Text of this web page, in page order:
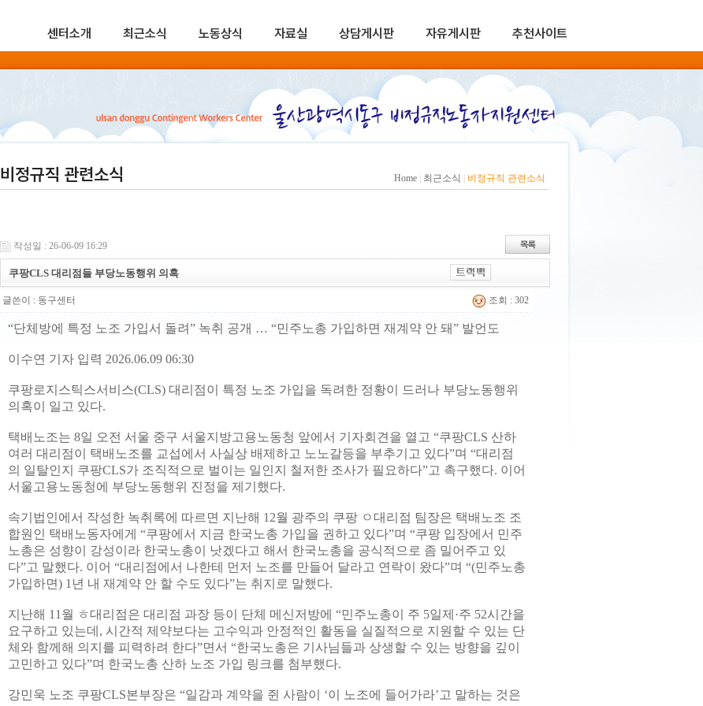
센터소개 최근소식 노동상식 자료실 상담게시판 자유게시판 추천사이트
비정규직 관련소식 Home 최근소식 비정규직 관련소식
작성일 : 26-06-09 16:29
쿠팡CLS 대리점들 부당노동행위 의혹
글쓴이 : 동구센터 조회 : 302
“단체방에 특정 노조 가입서 돌려” 녹취 공개 … “민주노총 가입하면 재계약 안 돼” 발언도
이수연 기자 입력 2026.06.09 06:30
쿠팡로지스틱스서비스(CLS) 대리점이 특정 노조 가입을 독려한 정황이 드러나 부당노동행위
의혹이 일고 있다.
택배노조는 8일 오전 서울 중구 서울지방고용노동청 앞에서 기자회견을 열고 “쿠팡CLS 산하
여러 대리점이 택배노조를 교섭에서 사실상 배제하고 노노갈등을 부추기고 있다”며 “대리점
의 일탈인지 쿠팡CLS가 조직적으로 벌이는 일인지 철저한 조사가 필요하다”고 촉구했다. 이어
서울고용노동청에 부당노동행위 진정을 제기했다.
속기법인에서 작성한 녹취록에 따르면 지난해 12월 광주의 쿠팡 ㅇ대리점 팀장은 택배노조 조
합원인 택배노동자에게 “쿠팡에서 지금 한국노총 가입을 권하고 있다”며 “쿠팡 입장에서 민주
노총은 성향이 강성이라 한국노총이 낫겠다고 해서 한국노총을 공식적으로 좀 밀어주고 있
다”고 말했다. 이어 “대리점에서 나한테 먼저 노조를 만들어 달라고 연락이 왔다”며 “(민주노총
가입하면) 1년 내 재계약 안 할 수도 있다”는 취지로 말했다.
지난해 11월 ㅎ대리점은 대리점 과장 등이 단체 메신저방에 “민주노총이 주 5일제·주 52시간을
요구하고 있는데, 시간적 제약보다는 고수익과 안정적인 활동을 실질적으로 지원할 수 있는 단
체와 함께해 의지를 피력하려 한다”면서 “한국노총은 기사님들과 상생할 수 있는 방향을 깊이
고민하고 있다”며 한국노총 산하 노조 가입 링크를 첨부했다.
강민욱 노조 쿠팡CLS본부장은 “일감과 계약을 쥔 사람이 ‘이 노조에 들어가라’고 말하는 것은